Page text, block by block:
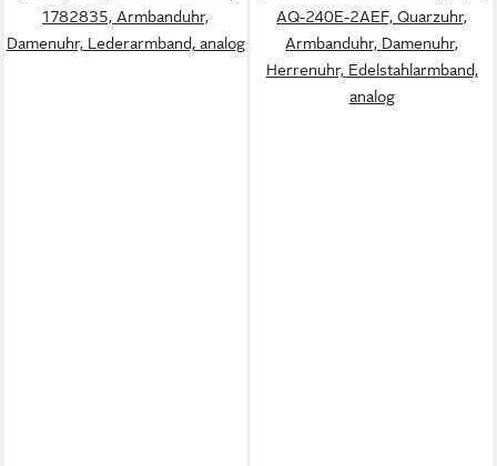
1782835, Armbanduhr,
Damenuhr, Lederarmband, analog
AQ-240E-2AEF, Quarzuhr,
Armbanduhr, Damenuhr,
Herrenuhr, Edelstahlarmband,
analog